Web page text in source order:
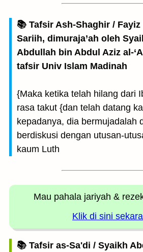
📚 Tafsir Ash-Shaghir /
Sariih, dimuraja’ah oleh
Abdullah bin Abdul Aziz al-
tafsir Univ Islam Madinah
{Maka ketika telah hilang dari
rasa takut {dan telah datang
kepadanya, dia bermujadalah
berdiskusi dengan utusan-
kaum Luth
Mau pahala jariyah &
Klik di sini
📚 Tafsir as-Sa'di / Syaikh